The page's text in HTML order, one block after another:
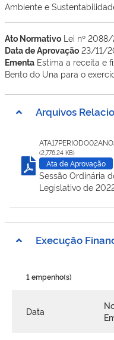
Ambiente e
Ato Normativo Lei nº
Data de Aprovação 23/11/
Ementa Estima a receita e
Bento do Una para o
Arquivos
(2,776.24 KB)
Ata de Aprovação
Sessão Ordinária
Legislativo de
Execução
1 empenho(s)
Data